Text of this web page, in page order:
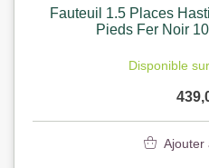
Fauteuil 1.5 Places
Pieds Fer Noir
Disponible
Ajouter